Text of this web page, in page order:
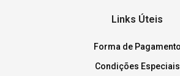
Links Úteis
Forma de Pagamento
Condições Especiais